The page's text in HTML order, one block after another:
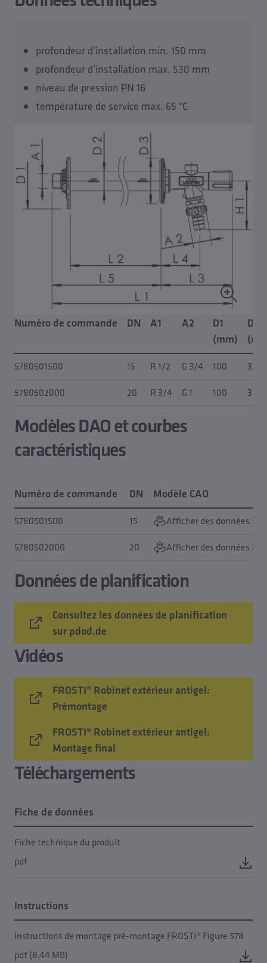
profondeur d’installation min. 150 mm
profondeur d’installation max. 530 mm
niveau de pression PN 16
température de service max. 65 °C
Numéro de commande DN A1 A2
D1
(mm)
D2
5780501500
15 R 1/2 G 3/4 100
35
5780502000
20 R 3/4 G 1 100 35
Modèles DAO et courbes
caractéristiques
Numéro de commande DN
Modèle CAO
5780501500
15
Afficher des données 3D
5780502000
20 Afficher des données 3D
Données de planification
Consultez les données de planification
sur pdod.de
Vidéos
FROSTI® Robinet extérieur antigel:
Prémontage
FROSTI® Robinet extérieur antigel:
Montage final
Téléchargements
Fiche de données
Fiche technique du produit
pdf
Instructions
Instructions de montage pré-montage FROSTI® Figure 578
pdf (8,44 MB)